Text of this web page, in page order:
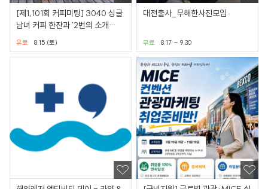
[제1,101회 커피미팅] 3040 싱글
남녀 커피 한잔과 '2번의 소개
팅'(강남권/별다방)
8.15 (토)
유료
대전출사_무해한사진모임
8.17 ~ 9.30
무료